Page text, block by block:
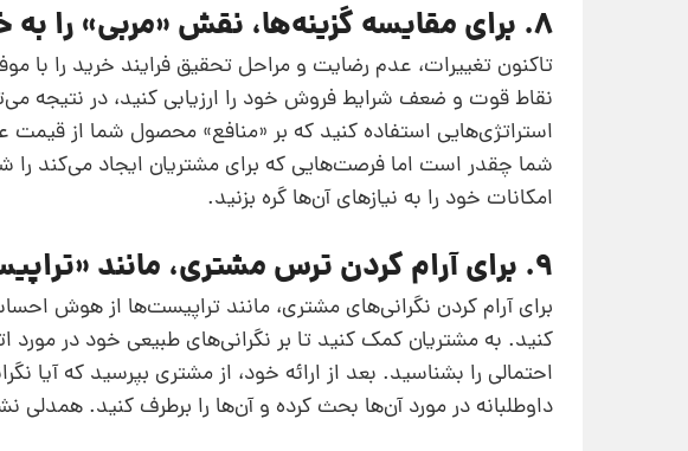
8. برای مقایسه گزینه‌ها،‌ نقش «مربی» را به‌ خود بگیرید
تاکنون تغییرات، عدم‌ رضایت و مراحل تحقیق فرایند خرید را با
نقاط قوت و ضعف شرایط فروش خود را ارزیابی کنید، در نتیجه
استراتژی‌هایی استفاده کنید که بر «منافع» محصول شما از
شما چقدر است اما فرصت‌هایی که برای مشتریان ایجاد می‌کند را
امکانات خود را به نیازهای آن‌ها گره بزنید.
9. برای آرام کردن ترس مشتری، مانند «تراپیست» عمل کنید
برای آرام کردن نگرانی‌های مشتری، مانند تراپیست‌ها از هوش
کنید. به مشتریان کمک کنید تا بر نگرانی‌های طبیعی خود در مورد
احتمالی را بشناسید. بعد از ارائه خود، از مشتری بپرسید که آیا
داوطلبانه در مورد آن‌ها بحث کرده و آن‌ها را برطرف کنید. همدلی